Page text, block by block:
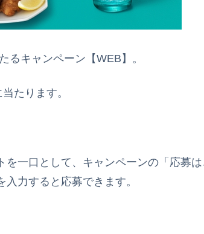
るキャンペーン【WEB】。
たります。
一口として、キャンペーンの「応募は
力すると応募できます。